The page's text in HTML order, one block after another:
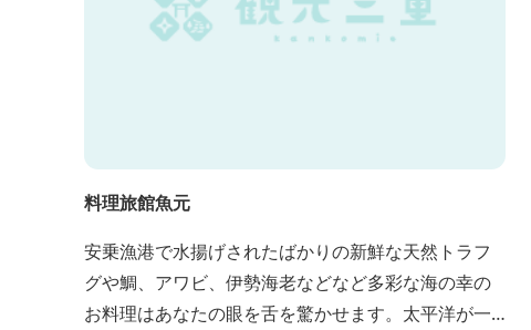
料理旅館魚元
安乗漁港で水揚げされたばかりの新鮮な天然トラフ
グや鯛、アワビ、伊勢海老などなど多彩な海の幸の
お料理はあなたの眼を舌を驚かせます。太平洋が一